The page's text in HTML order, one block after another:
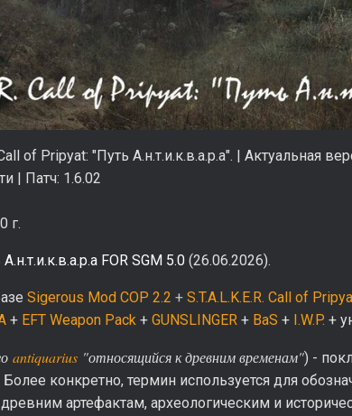
Call of Pripyat: "Путь А.н.т.и.к.в.а.р.а". | Актуальная
| Патч: 1.6.02
г.
FOR SGM 5.0 (26.06.2026).
Sigerous Mod COP 2.2 + S.T.A.L.K.E.R. Call of
+ EFT Weapon Pack + GUNSLINGER + BaS + I.W.P. +
antiquarius "относящийся к древним временам") -
конкретно, термин используется для
артефактам, археологическим и